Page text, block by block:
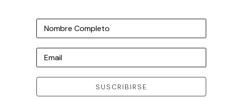
Nombre Completo
Email
SUSCRIBIRSE